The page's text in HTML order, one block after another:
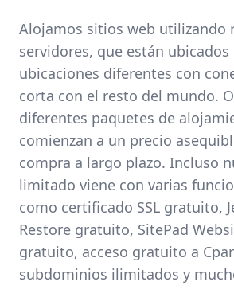
Alojamos sitios web utilizando
servidores, que están ubicados
ubicaciones diferentes con
corta con el resto del mundo.
diferentes paquetes de
comienzan a un precio
compra a largo plazo. Incluso
limitado viene con varias
como certificado SSL gratuito,
Restore gratuito, SitePad
gratuito, acceso gratuito a
subdominios ilimitados y